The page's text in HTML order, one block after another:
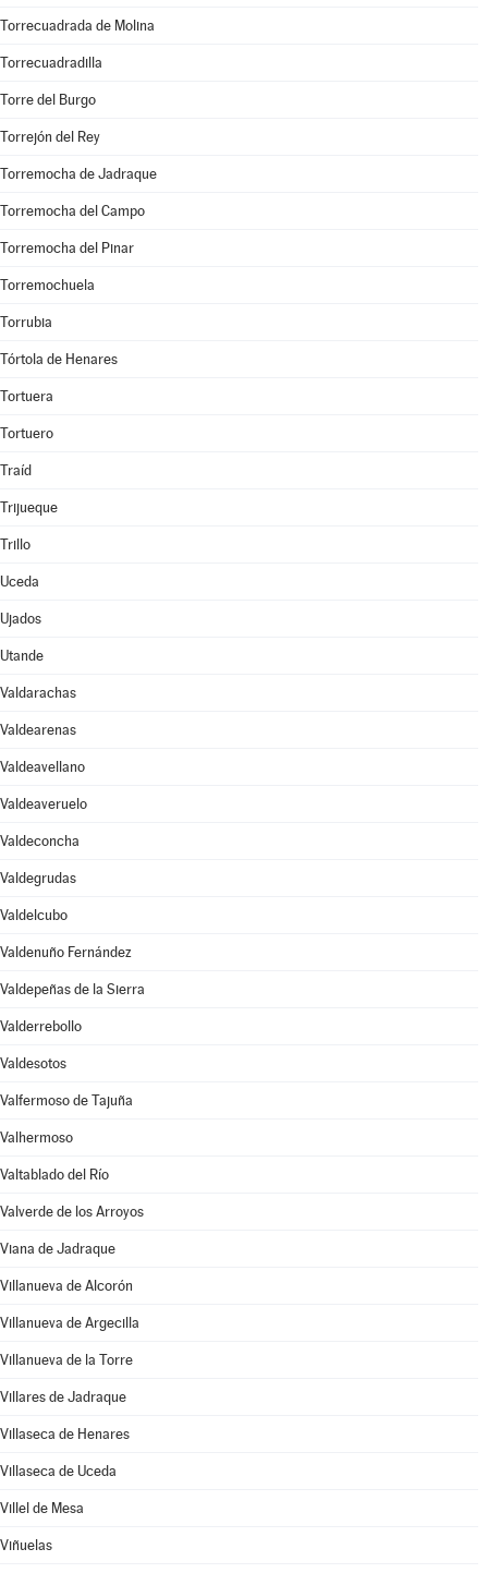
Torrecuadrada de Molina
Torrecuadradilla
Torre del Burgo
Torrejón del Rey
Torremocha de Jadraque
Torremocha del Campo
Torremocha del Pinar
Torremochuela
Torrubia
Tórtola de Henares
Tortuera
Tortuero
Traíd
Trijueque
Trillo
Uceda
Ujados
Utande
Valdarachas
Valdearenas
Valdeavellano
Valdeaveruelo
Valdeconcha
Valdegrudas
Valdelcubo
Valdenuño Fernández
Valdepeñas de la Sierra
Valderrebollo
Valdesotos
Valfermoso de Tajuña
Valhermoso
Valtablado del Río
Valverde de los Arroyos
Viana de Jadraque
Villanueva de Alcorón
Villanueva de Argecilla
Villanueva de la Torre
Villares de Jadraque
Villaseca de Henares
Villaseca de Uceda
Villel de Mesa
Viñuelas